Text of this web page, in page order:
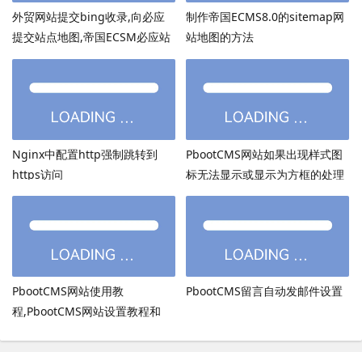
外贸网站提交bing收录,向必应
提交站点地图,帝国ECSM必应站
点图sitemap提交
制作帝国ECMS8.0的sitemap网
站地图的方法
Nginx中配置http强制跳转到
https访问
PbootCMS网站如果出现样式图
标无法显示或显示为方框的处理
方法
PbootCMS网站使用教
程,PbootCMS网站设置教程和
PbootCMS留言自动发邮件设置